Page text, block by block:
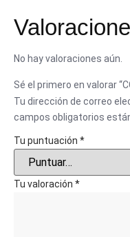
No hay valoraciones aún.
Sé el primero en valorar
Tu dirección de correo
campos obligatorios
Tu puntuación *
Tu valoración *